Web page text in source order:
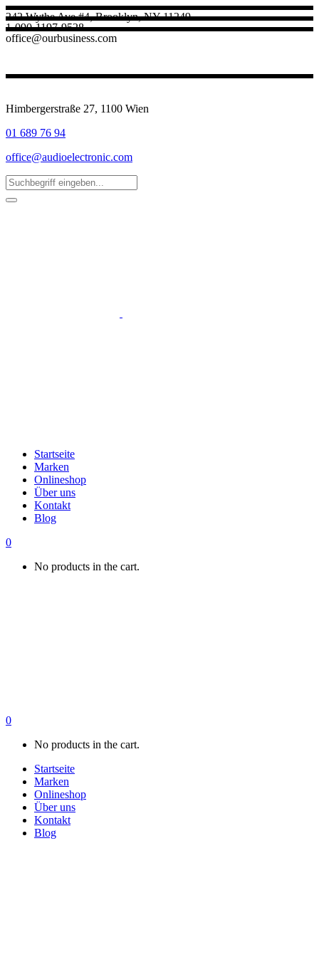
242 Wythe Ave #4, Brooklyn, NY 11249
1-090-1197-9528
office@ourbusiness.com
Himbergerstraße 27, 1100 Wien
01 689 76 94
office@audioelectronic.com
Startseite
Marken
Onlineshop
Über uns
Kontakt
Blog
0
No products in the cart.
0
No products in the cart.
Startseite
Marken
Onlineshop
Über uns
Kontakt
Blog